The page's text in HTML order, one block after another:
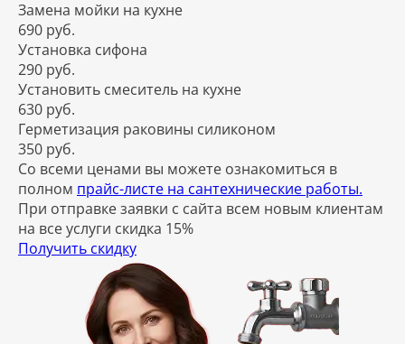
Замена мойки на кухне
690 руб.
Установка сифона
290 руб.
Установить смеситель на кухне
630 руб.
Герметизация раковины силиконом
350 руб.
Со всеми ценами вы можете ознакомиться в
полном прайс-листе на сантехнические работы.
При отправке заявки с сайта всем новым клиентам
на все услуги скидка 15%
Получить скидку